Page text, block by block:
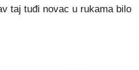
taj tuđi novac u rukama bilo